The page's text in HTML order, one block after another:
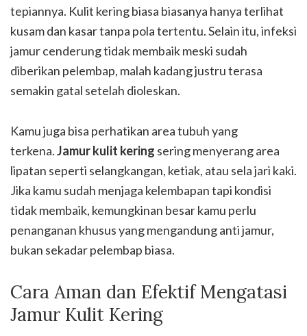
tepiannya. Kulit kering biasa biasanya hanya terlihat
kusam dan kasar tanpa pola tertentu. Selain itu, infeksi
jamur cenderung tidak membaik meski sudah
diberikan pelembap, malah kadang justru terasa
semakin gatal setelah dioleskan.
Kamu juga bisa perhatikan area tubuh yang
terkena.Jamur kulit kering sering menyerang area
lipatan seperti selangkangan, ketiak, atau sela jari kaki.
Jika kamu sudah menjaga kelembapan tapi kondisi
tidak membaik, kemungkinan besar kamu perlu
penanganan khusus yang mengandung anti jamur,
bukan sekadar pelembap biasa.
Cara Aman dan Efektif Mengatasi
Jamur Kulit Kering